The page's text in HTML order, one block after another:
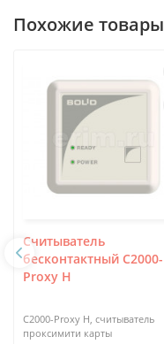
Похожие товары
Считыватель
бесконтактный С2000-
Proxy H
С2000-Proxy H, считыватель
проксимити карты